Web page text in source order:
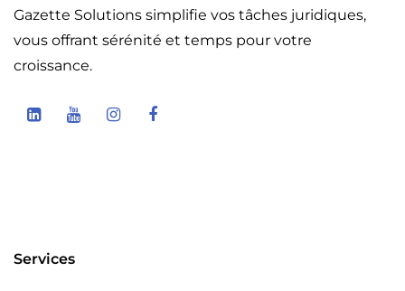
Gazette Solutions simplifie vos tâches juridiques,
vous offrant sérénité et temps pour votre
croissance.
Services